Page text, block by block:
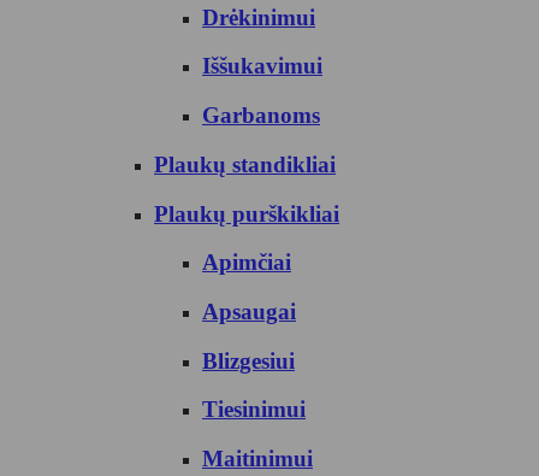
Drėkinimui
Iššukavimui
Garbanoms
Plaukų standikliai
Plaukų purškikliai
Apimčiai
Apsaugai
Blizgesiui
Tiesinimui
Maitinimui